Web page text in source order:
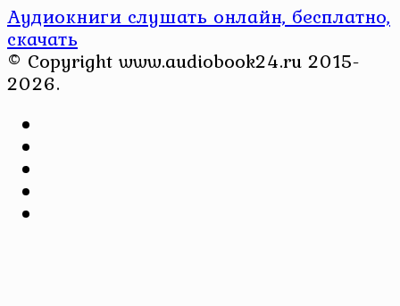
Аудиокниги слушать онлайн, бесплатно,
скачать
© Copyright www.audiobook24.ru 2015-
2026.